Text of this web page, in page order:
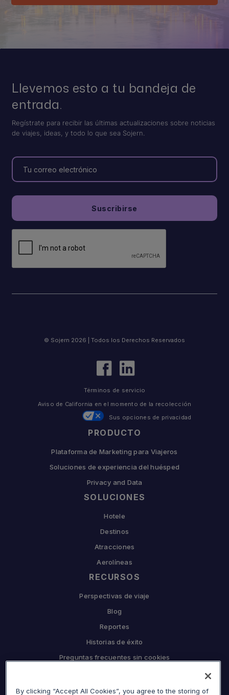
Llevemos esto a tu bandeja de
entrada.
Regístrate para recibir las últimas actualizaciones sobre noticias
de viajes, ideas, y todo lo que sea Sojern.
PRODUCTO
Plataforma de Marketing para Viajeros
Soluciones de experiencia del huésped
Privacy and Data
SOLUCIONES
Hotele
Destinos
Atracciones
Aerolíneas
RECURSOS
Perspectivas de viaje
Blog
Reportes
Historias de éxito
Preguntas frecuentes sin cookies
Por qué Sojern
© Sojern 2026 | Todos los Derechos Reservados
Términos de servicio
Aviso de California en el momento de la recolección
Sus opciones de privacidad
By clicking “Accept All Cookies”, you agree to the storing of